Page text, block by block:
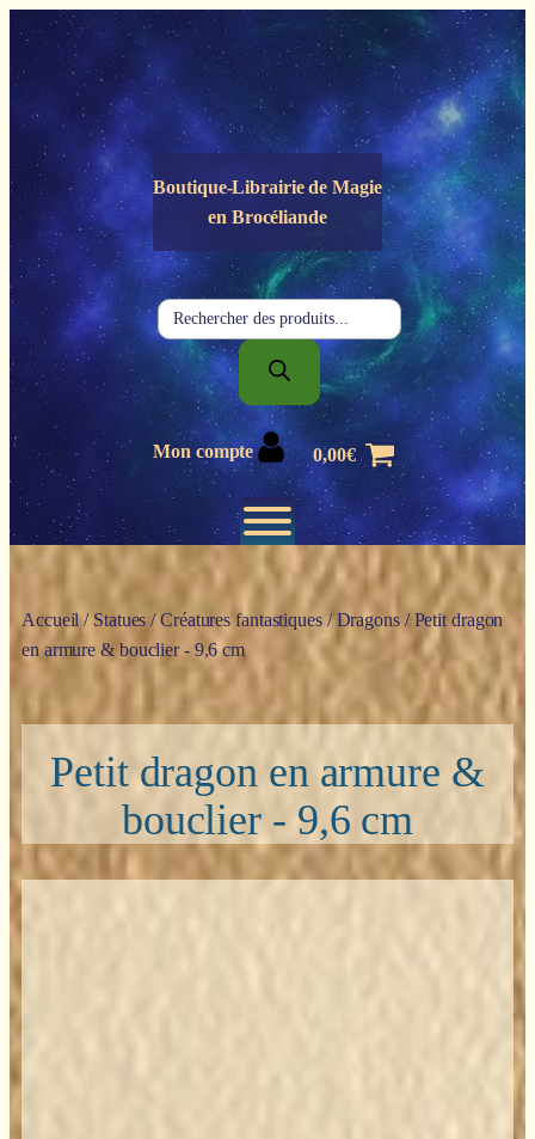
Panneau de gestion des cookies
Boutique-Librairie deMagie
en Brocéliande
Recherche
de
produits
Mon compte 0,00€
Accueil/ Statues /Créatures fantastiques/Dragons/ Petit dragon
en armure & bouclier - 9,6 cm
Petit dragon en armure &
bouclier - 9,6 cm